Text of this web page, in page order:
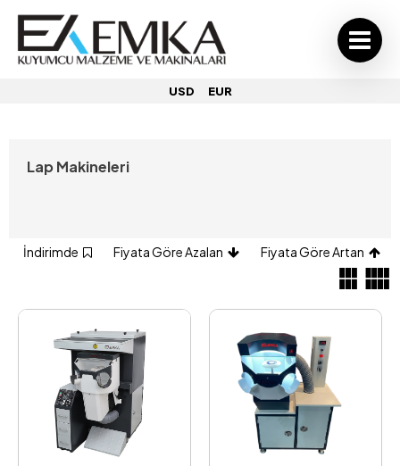
USD EUR
Lap Makineleri
İndirimde Fiyata Göre Azalan Fiyata Göre Artan